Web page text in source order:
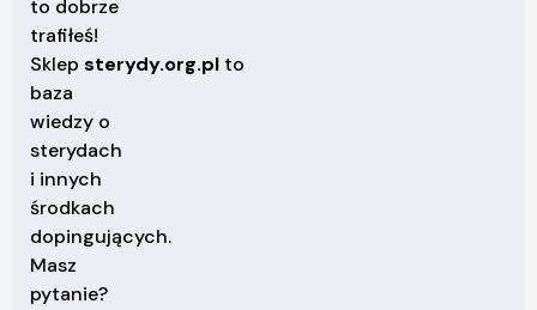
to dobrze
trafiłeś!
Sklep sterydy.org.pl to
baza
wiedzy o
sterydach
i innych
środkach
dopingujących.
Masz
pytanie?